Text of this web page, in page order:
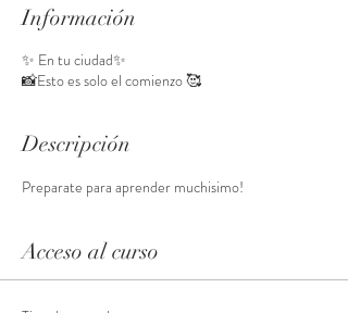
Información
✨ En tu ciudad✨
📸Esto es solo el comienzo 🥰
Descripción
Preparate para aprender muchisimo!
Acceso al curso